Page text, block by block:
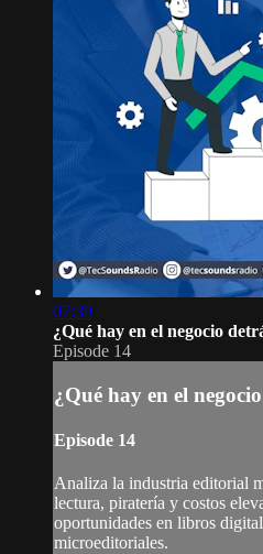
07:39
¿Qué hay en el negocio
Episode 14
¿Qué hay en el
Episode 14
Analiza la industria editorial
lectura, piratería y costos
oportunidades en libros
microeditoriales.